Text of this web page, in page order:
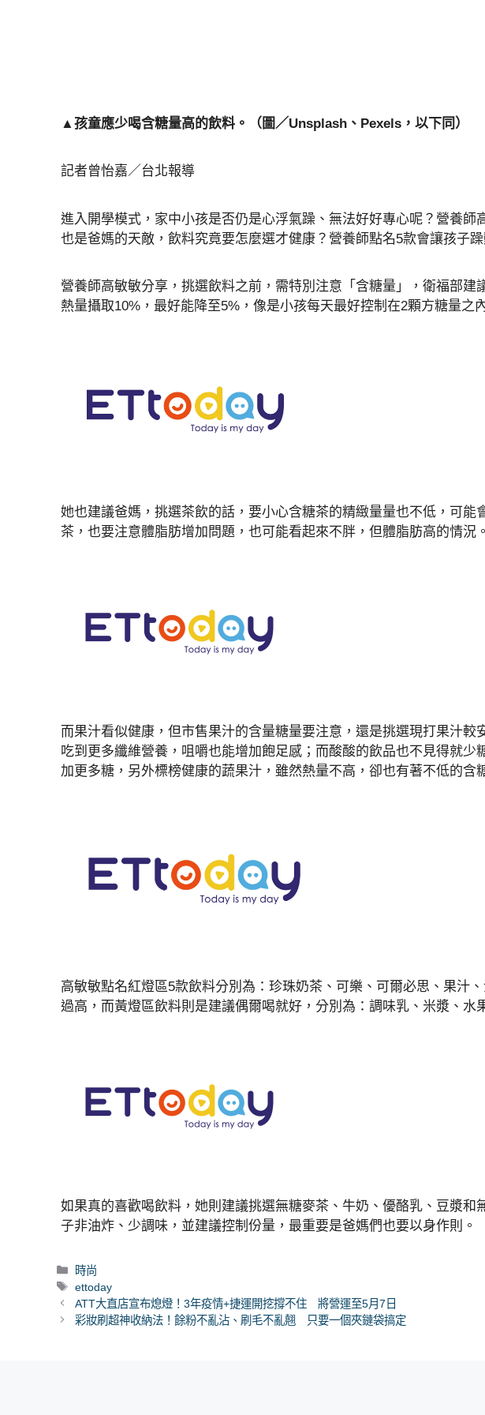
▲孩童應少喝含糖量高的飲料。（圖／Unsplash、Pexels，以下同）
記者曾怡嘉／台北報導
進入開學模式，家中小孩是否仍是心浮氣躁、無法好好專心呢？營養師
也是爸媽的天敵，飲料究竟要怎麼選才健康？營養師點名5款會讓孩子
營養師高敏敏分享，挑選飲料之前，需特別注意「含糖量」，衛福部建
熱量攝取10%，最好能降至5%，像是小孩每天最好控制在2顆方糖量之
她也建議爸媽，挑選茶飲的話，要小心含糖茶的精緻量量也不低，可能
茶，也要注意體脂肪增加問題，也可能看起來不胖，但體脂肪高的情況。
而果汁看似健康，但市售果汁的含量糖量要注意，還是挑選現打果汁較
吃到更多纖維營養，咀嚼也能增加飽足感；而酸酸的飲品也不見得就少
加更多糖，另外標榜健康的蔬果汁，雖然熱量不高，卻也有著不低的含
高敏敏點名紅燈區5款飲料分別為：珍珠奶茶、可樂、可爾必思、果汁
過高，而黃燈區飲料則是建議偶爾喝就好，分別為：調味乳、米漿、水
如果真的喜歡喝飲料，她則建議挑選無糖麥茶、牛奶、優酪乳、豆漿和
子非油炸、少調味，並建議控制份量，最重要是爸媽們也要以身作則。
分
類
時尚
標
籤
ettoday
ATT大直店宣布熄燈！3年疫情+捷運開挖撐不住 將營運至5月7日
彩妝刷超神收納法！餘粉不亂沾、刷毛不亂翹 只要一個夾鏈袋搞定